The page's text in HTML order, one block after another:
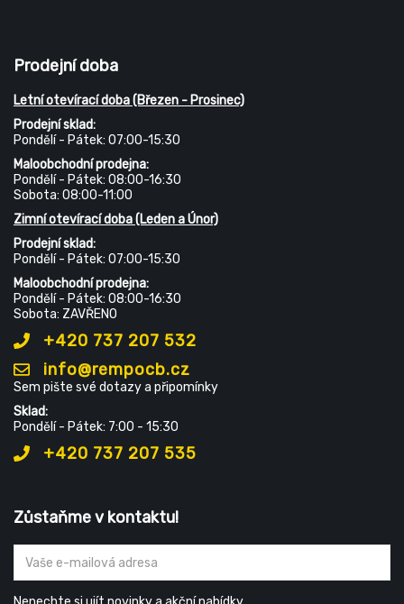
Prodejní doba
Letní otevírací doba (Březen - Prosinec)
Prodejní sklad:
Pondělí - Pátek: 07:00-15:30
Maloobchodní prodejna:
Pondělí - Pátek: 08:00-16:30
Sobota: 08:00-11:00
Zimní otevírací doba (Leden a Únor)
Prodejní sklad:
Pondělí - Pátek: 07:00-15:30
Maloobchodní prodejna:
Pondělí - Pátek: 08:00-16:30
Sobota: ZAVŘENO
+420 737 207 532
info@rempocb.cz
Sem pište své dotazy a připomínky
Sklad:
Pondělí - Pátek: 7:00 - 15:30
+420 737 207 535
Zůstaňme v kontaktu!